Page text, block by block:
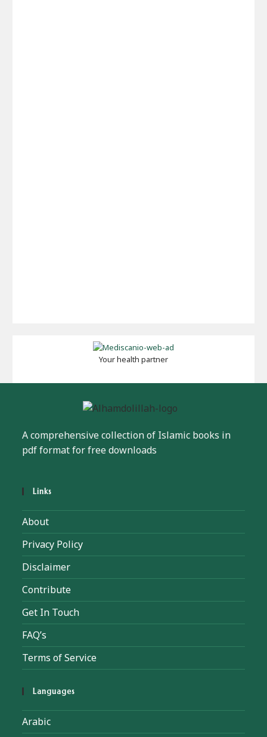
Your health partner
A comprehensive collection of Islamic books in
pdf format for free downloads
Links
About
Privacy Policy
Disclaimer
Contribute
Get In Touch
FAQ’s
Terms of Service
Languages
Arabic